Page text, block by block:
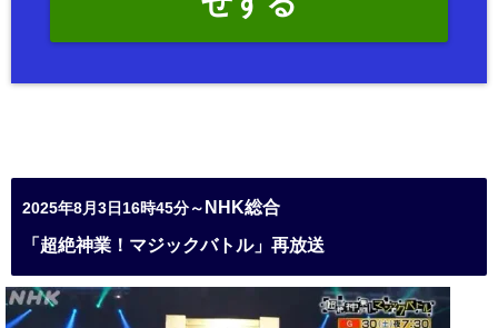
2025年8月3日16時45分～ NHK総合
「超絶神業！マジックバトル」再放送